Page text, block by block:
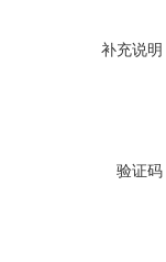
补充说明
验证码